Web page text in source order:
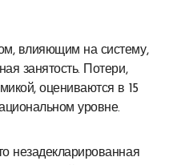
влияющим на систему,
занятость. Потери,
оцениваются в 15
уровне.
незадекларированная